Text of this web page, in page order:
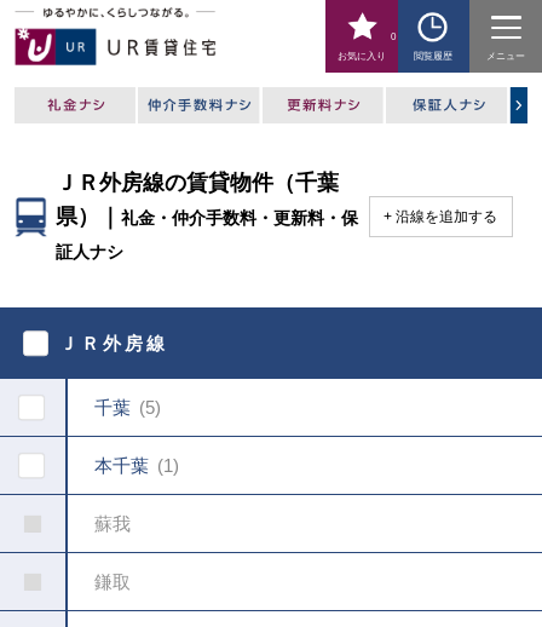
お気に入り
0
閲覧履歴
メニュー
ＪＲ外房線の賃貸物件（千葉
県）｜礼金・仲介手数料・更新料・保
証人ナシ
沿線を追加する
く
ＪＲ外房線
千葉 5
本千葉 1
蘇我
鎌取